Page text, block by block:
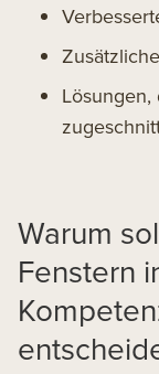
Warum
Fenstern